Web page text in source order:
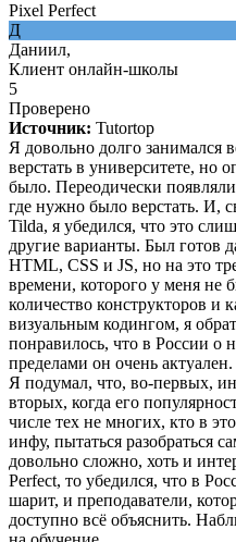
Pixel Perfect
Д
Даниил,
Клиент онлайн-школы
5
Проверено
Источник: Tutortop
Я довольно долго занимался
верстать в университете, но
было. Переодически
где нужно было верстать. И,
Tilda, я убедился, что это
другие варианты. Был готов
HTML, CSS и JS, но на это
времени, которого у меня не
количество конструкторов и
визуальным кодингом, я
понравилось, что в России о
пределами он очень актуален.
Я подумал, что, во-первых,
вторых, когда его
числе тех не многих, кто в
инфу, пытаться разобраться
довольно сложно, хоть и
Perfect, то убедился, что в
шарит, и преподаватели,
доступно всё объяснить.